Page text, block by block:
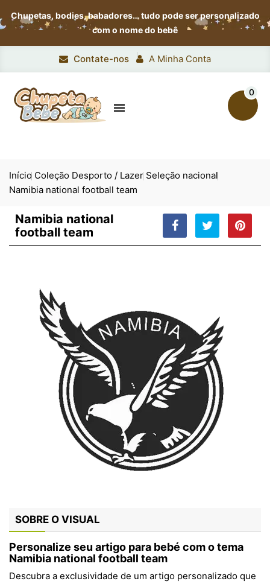
Chupetas, bodies, babadores…tudo pode ser personalizado
com o nome do bebê
Contate-nos A Minha Conta

0
Início Coleção Desporto / Lazer Seleção nacional
Namibia national football team
Namibia national
football team
SOBRE O VISUAL
Personalize seu artigo para bebé com o tema
Namibia national football team
Descubra a exclusividade de um artigo personalizado que